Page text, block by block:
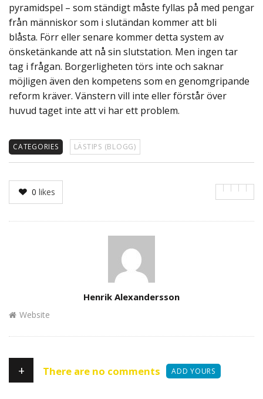
pyramidspel – som ständigt måste fyllas på med pengar
från människor som i slutändan kommer att bli
blåsta. Förr eller senare kommer detta system av
önsketänkande att nå sin slutstation. Men ingen tar
tag i frågan. Borgerligheten törs inte och saknar
möjligen även den kompetens som en genomgripande
reform kräver. Vänstern vill inte eller förstår över
huvud taget inte att vi har ett problem.
CATEGORIES LÄSTIPS (BLOGG)
0 likes
Henrik Alexandersson
Website
+ There are no comments ADD YOURS